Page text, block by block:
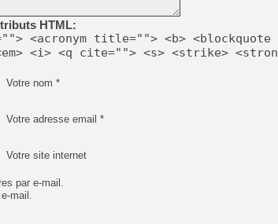
[GK] Beast of
[GK] Ubisoft : fin de partie
[GK] Mémoire cash -
[GK] Dan Houser (GTA)
[GK] Comment EA Sports
[GK] Crimson Moon : un
[GK] Isle of Reveries : le
[GK] Moonlighter 2 : The
[GK] Capcom relance
[GK] Guillermo del Toro
HTML:
<acronym title=""> <b> <blockquote
<i> <q cite=""> <s> <strike>
Votre nom *
Votre adresse email *
Votre site internet
par e-mail.
mail.